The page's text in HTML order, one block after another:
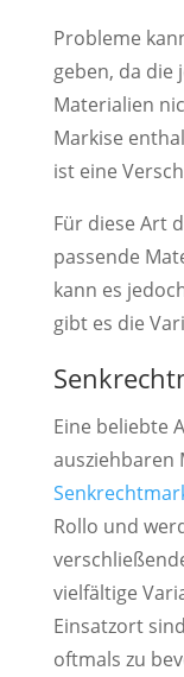
Probleme
geben, da die
Materialien
Markise
ist eine
Für diese Art
passende
kann es
gibt es die
Eine beliebte
ausziehbaren
Rollo und
vielfältige
Einsatzort
oftmals zu